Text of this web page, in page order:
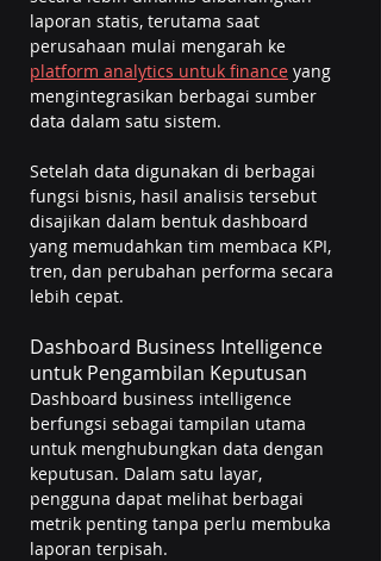
laporan statis, terutama saat
perusahaan mulai mengarah ke
platform analytics untuk finance yang
mengintegrasikan berbagai sumber
data dalam satu sistem.
Setelah data digunakan di berbagai
fungsi bisnis, hasil analisis tersebut
disajikan dalam bentuk dashboard
yang memudahkan tim membaca KPI,
tren, dan perubahan performa secara
lebih cepat.
Dashboard Business Intelligence
untuk Pengambilan Keputusan
Dashboard business intelligence
berfungsi sebagai tampilan utama
untuk menghubungkan data dengan
keputusan. Dalam satu layar,
pengguna dapat melihat berbagai
metrik penting tanpa perlu membuka
laporan terpisah.